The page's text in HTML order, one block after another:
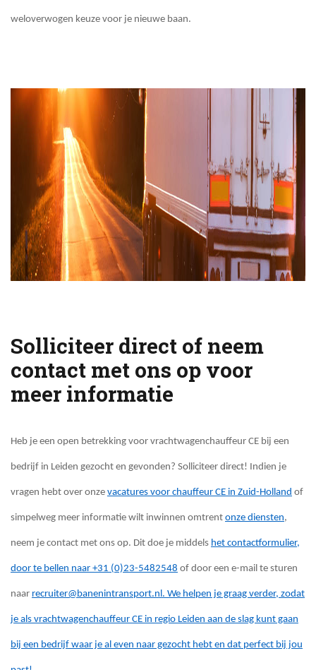
weloverwogen keuze voor je nieuwe baan.
Solliciteer direct of neem
contact met ons op voor
meer informatie
Heb je een open betrekking voor vrachtwagenchauffeur CE bij een
bedrijf in Leiden gezocht en gevonden? Solliciteer direct! Indien je
vragen hebt over onze vacatures voor chauffeur CE in Zuid-Holland of
simpelweg meer informatie wilt inwinnen omtrent onze diensten,
neem je contact met ons op. Dit doe je middels het contactformulier,
door te bellen naar +31 (0)23-5482548 of door een e-mail te sturen
naar recruiter@banenintransport.nl. We helpen je graag verder, zodat
je als vrachtwagenchauffeur CE in regio Leiden aan de slag kunt gaan
bij een bedrijf waar je al even naar gezocht hebt en dat perfect bij jou